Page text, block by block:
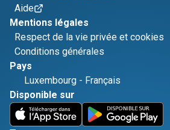
Aide
Mentions légales
Respect de la vie privée et cookies
Conditions générales
Pays
Luxembourg - Français
Disponible sur